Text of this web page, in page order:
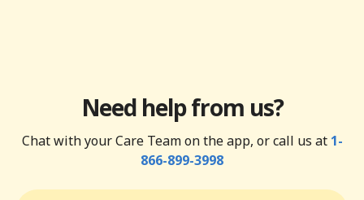
Need help from us?
Chat with your Care Team on the app, or call us at 1-
866-899-3998